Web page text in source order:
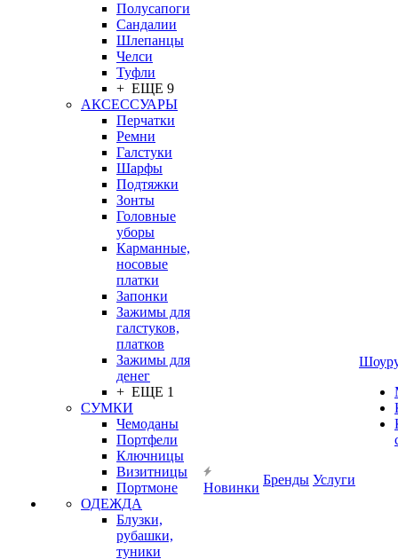
Полусапоги
Сандалии
Шлепанцы
Челси
Туфли
+ ЕЩЕ 9
АКСЕССУАРЫ
Перчатки
Ремни
Галстуки
Шарфы
Подтяжки
Зонты
Головные
уборы
Карманные,
носовые
платки
Запонки
Зажимы для
галстуков,
платков
Зажимы для
денег
+ ЕЩЕ 1
СУМКИ
Чемоданы
Портфели
Ключницы
Визитницы
Портмоне
ОДЕЖДА
Блузки,
рубашки,
туники
Новинки
Бренды Услуги